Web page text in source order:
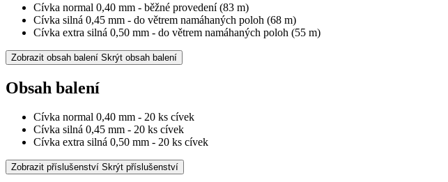
Cívka normal 0,40 mm - běžné provedení (83 m)
Cívka silná 0,45 mm - do větrem namáhaných poloh (68 m)
Cívka extra silná 0,50 mm - do větrem namáhaných poloh (55 m)
Zobrazit obsah balení Skrýt obsah balení
Obsah balení
Cívka normal 0,40 mm - 20 ks cívek
Cívka silná 0,45 mm - 20 ks cívek
Cívka extra silná 0,50 mm - 20 ks cívek
Zobrazit příslušenství Skrýt příslušenství